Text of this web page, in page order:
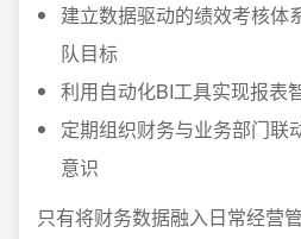
建立数据驱动的绩效考核体
队目标
利用自动化BI工具实现报表
定期组织财务与业务部门联
意识
只有将财务数据融入日常经营